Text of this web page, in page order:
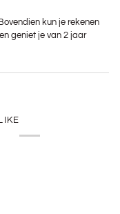
kun je rekenen
geniet je van 2 jaar